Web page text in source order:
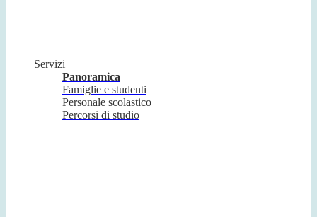
Servizi
Panoramica
Famiglie e studenti
Personale scolastico
Percorsi di studio